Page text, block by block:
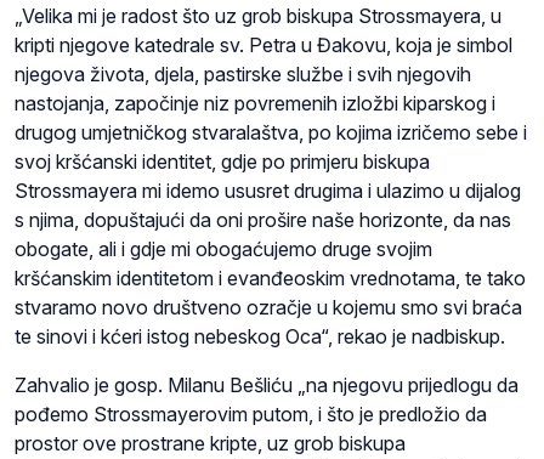
„Velika mi je radost što uz grob biskupa Strossmayera, u
kripti njegove katedrale sv. Petra u Đakovu, koja je simbol
njegova života, djela, pastirske službe i svih njegovih
nastojanja, započinje niz povremenih izložbi kiparskog i
drugog umjetničkog stvaralaštva, po kojima izričemo sebe i
svoj kršćanski identitet, gdje po primjeru biskupa
Strossmayera mi idemo ususret drugima i ulazimo u dijalog
s njima, dopuštajući da oni prošire naše horizonte, da nas
obogate, ali i gdje mi obogaćujemo druge svojim
kršćanskim identitetom i evanđeoskim vrednotama, te tako
stvaramo novo društveno ozračje u kojemu smo svi braća
te sinovi i kćeri istog nebeskog Oca“, rekao je nadbiskup.
Zahvalio je gosp. Milanu Bešliću „na njegovu prijedlogu da
pođemo Strossmayerovim putom, i što je predložio da
prostor ove prostrane kripte, uz grob biskupa